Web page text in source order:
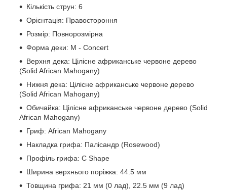
Кількість струн: 6
Орієнтація: Правостороння
Розмір: Повнорозмірна
Форма деки: M - Concert
Верхня дека: Цілісне африканське червоне дерево
(Solid African Mahogany)
Нижня дека: Цілісне африканське червоне дерево
(Solid African Mahogany)
Обичайка: Цілісне африканське червоне дерево (Solid
African Mahogany)
Гриф: African Mahogany
Накладка грифа: Палісандр (Rosewood)
Профіль грифа: C Shape
Ширина верхнього поріжка: 44.5 мм
Товщина грифа: 21 мм (0 лад), 22.5 мм (9 лад)